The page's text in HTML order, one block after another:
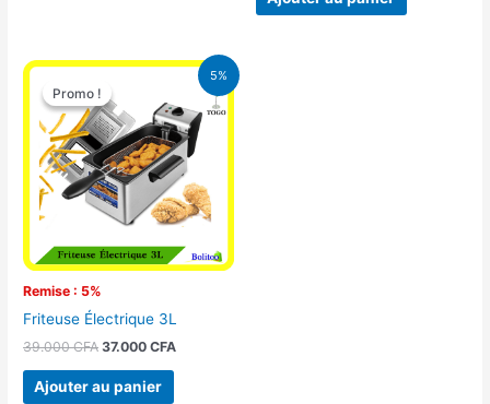
5%
Promo !
Remise : 5%
Promo !
Friteuse Électrique 3L
39.000CFA
Le
initial
était :
39.000 CFA.
37.000CFA
Le
prix
actuel
est :
37.000 CFA.
Ajouter au panier